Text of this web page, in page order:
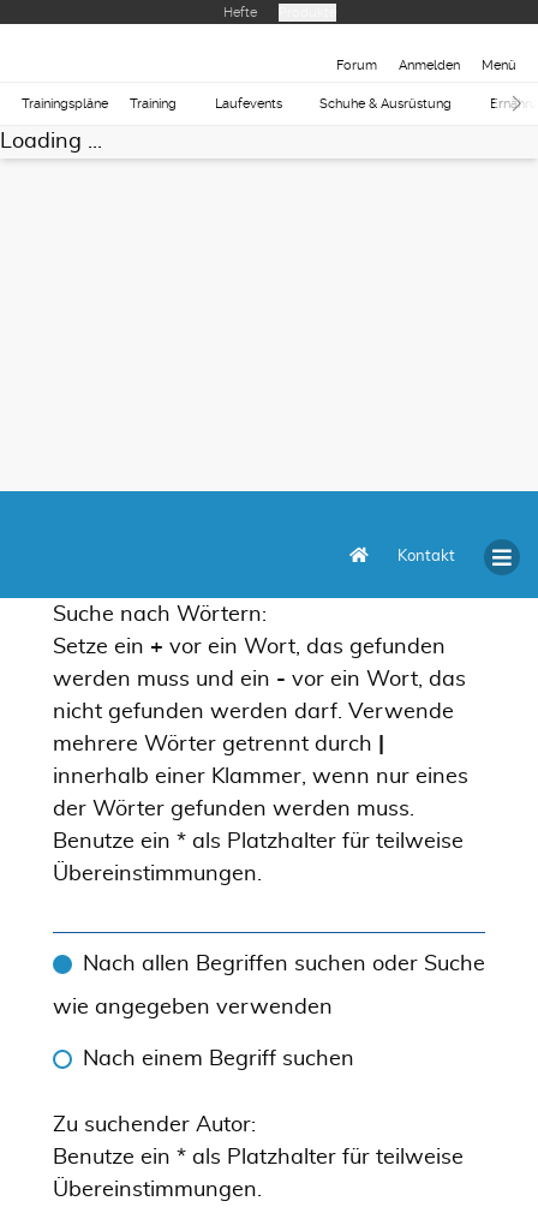
Hefte
Forum Anmelden Menü
Trainingspläne Training Laufevents Schuhe & Ausrüstung
Loading ...
Kontakt
Suche nach Wörtern:
Setze ein + vor ein Wort, das gefunden
werden muss und ein - vor ein Wort, das
nicht gefunden werden darf. Verwende
mehrere Wörter getrennt durch
innerhalb einer Klammer, wenn nur eines
der Wörter gefunden werden muss.
Benutze ein * als Platzhalter für teilweise
Übereinstimmungen.
Nach allen Begriffen suchen oder Suche
wie angegeben verwenden
Nach einem Begriff suchen
Zu suchender Autor:
Benutze ein * als Platzhalter für teilweise
Übereinstimmungen.